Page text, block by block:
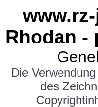
Rhodan -
Die
des